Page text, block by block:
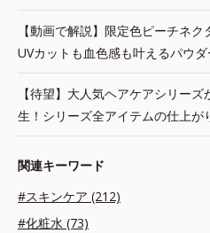
【動画で解説】限定色ピーチネク
UVカットも血色感も叶えるパウ
【待望】大人気ヘアケアシリー
生！シリーズ全アイテムの仕上が
関連キーワード
#スキンケア (212)
#化粧水 (73)